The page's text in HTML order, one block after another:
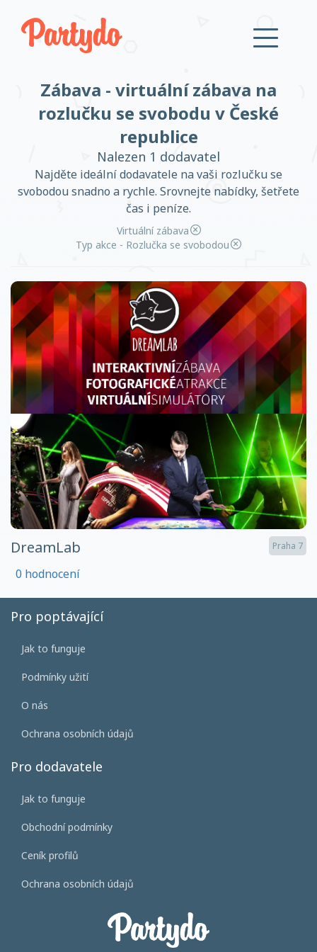
Založit účet
Přihlásit se
Přihlásit se
Založit účet
Zábava - virtuální zábava na
rozlučku se svobodu v České
republice
Nalezen 1 dodavatel
Najděte ideální dodavatele na vaši rozlučku se
svobodou snadno a rychle. Srovnejte nabídky, šetřete
čas i peníze.
Virtuální zábava
Typ akce - Rozlučka se svobodou
DreamLab Praha 7
0 hodnocení
Pro poptávající
Jak to funguje
Podmínky užití
O nás
Ochrana osobních údajů
Pro dodavatele
Jak to funguje
Obchodní podmínky
Ceník profilů
Ochrana osobních údajů